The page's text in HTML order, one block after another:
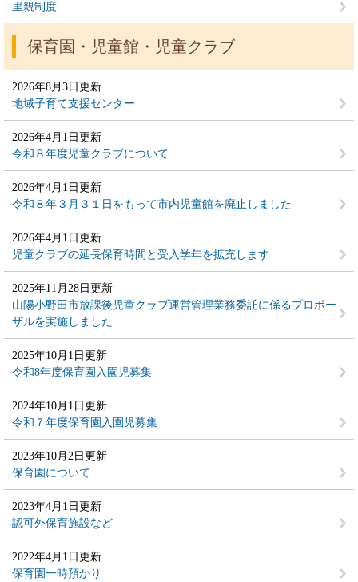
里親制度
保育園・児童館・児童クラブ
2026年8月3日更新
地域子育て支援センター
2026年4月1日更新
令和８年度児童クラブについて
2026年4月1日更新
令和８年３月３１日をもって市内児童館を廃止しました
2026年4月1日更新
児童クラブの延長保育時間と受入学年を拡充します
2025年11月28日更新
山陽小野田市放課後児童クラブ運営管理業務委託に係るプロポー
ザルを実施しました
2025年10月1日更新
令和8年度保育園入園児募集
2024年10月1日更新
令和７年度保育園入園児募集
2023年10月2日更新
保育園について
2023年4月1日更新
認可外保育施設など
2022年4月1日更新
保育園一時預かり